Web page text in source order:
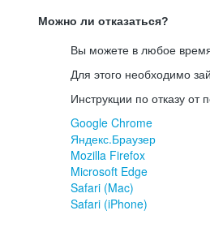
Можно ли отказаться?
Вы можете в любое
Для этого необходимо
Инструкции по отказу
Google Chrome
Яндекс.Браузер
Mozilla Firefox
Microsoft Edge
Safari (Mac)
Safari (iPhone)